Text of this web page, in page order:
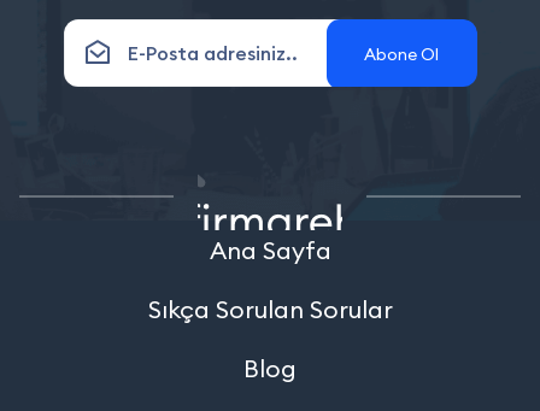
Abone Ol
Ana Sayfa
Sıkça Sorulan Sorular
Blog